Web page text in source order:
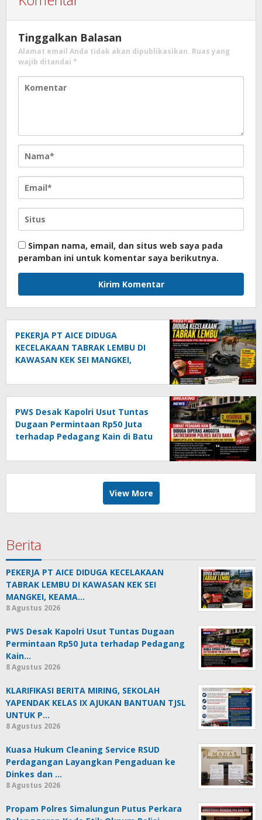
Tinggalkan Balasan
Alamat email Anda tidak akan dipublikasikan. Ruas yang
wajib ditandai *
Simpan nama, email, dan situs web saya pada
peramban ini untuk komentar saya berikutnya.
PEKERJA PT AICE DIDUGA
KECELAKAAN TABRAK LEMBU DI
KAWASAN KEK SEI MANGKEI,
PWS Desak Kapolri Usut Tuntas
Dugaan Permintaan Rp50 Juta
terhadap Pedagang Kain di Batu
Harus Di-PTDH
View More
Berita
PEKERJA PT AICE DIDUGA KECELAKAAN
TABRAK LEMBU DI KAWASAN KEK SEI
MANGKEI, KEAMA…
8 Agustus 2026
PWS Desak Kapolri Usut Tuntas Dugaan
Permintaan Rp50 Juta terhadap Pedagang
Kain…
8 Agustus 2026
KLARIFIKASI BERITA MIRING, SEKOLAH
YAPENDAK KELAS IX AJUKAN BANTUAN TJSL
UNTUK P…
8 Agustus 2026
Kuasa Hukum Cleaning Service RSUD
Perdagangan Layangkan Pengaduan ke
Dinkes dan …
8 Agustus 2026
Propam Polres Simalungun Putus Perkara